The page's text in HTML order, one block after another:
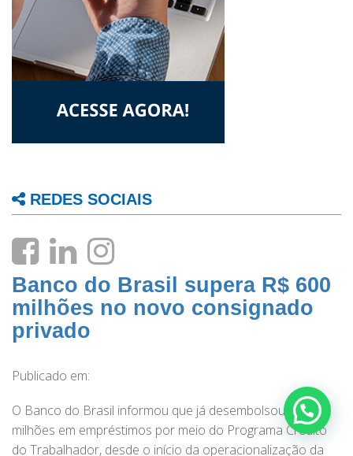
REDES SOCIAIS
Banco do Brasil supera R$ 600
milhões no novo consignado
privado
Publicado em:
O Banco do Brasil informou que já desembolsou R$ 600
milhões em empréstimos por meio do Programa Crédito
do Trabalhador, desde o início da operacionalização da
Fale Conosco!